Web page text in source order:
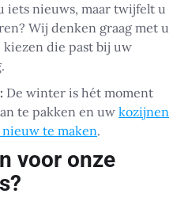
iets nieuws, maar twijfelt u
Wij denken graag met u
kiezen die past bij uw
De winter is hét moment
te pakken en uw kozijnen
te maken.
voor onze